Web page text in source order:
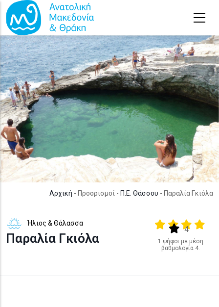
Παράκαμψη προς το κυρίως περιεχόμενο
Αρχική - Προορισμοί - Π.Ε. Θάσσου - Παραλία Γκιόλα
Ήλιος & Θάλασσα
Παραλία Γκιόλα
Output format
(star)(star)(star)
(star)
4
1 ψήφοι με μέση
βαθμολογία 4.